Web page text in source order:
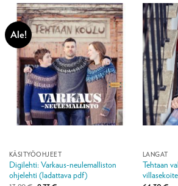
Ale!
KÄSITYÖOHJEET
Digilehti: Varkaus-neulemalliston
ohjelehti (ladattava pdf)
LANGAT
Tehtaan